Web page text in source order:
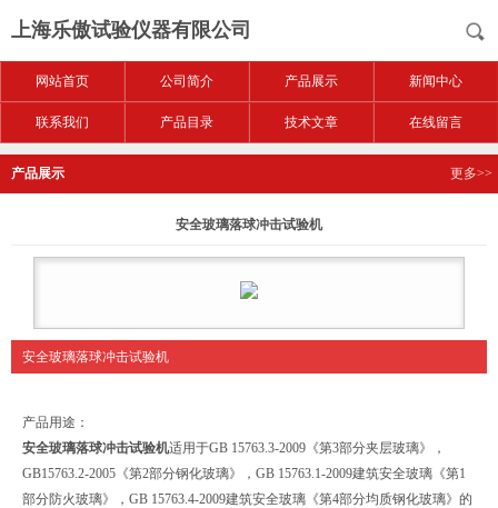
上海乐傲试验仪器有限公司
网站首页 公司简介 产品展示 新闻中心
联系我们 产品目录 技术文章 在线留言
产品展示 更多>>
安全玻璃落球冲击试验机
安全玻璃落球冲击试验机
产品用途：
安全玻璃落球冲击试验机适用于GB 15763.3-2009《第3部分夹层玻璃》，
GB15763.2-2005《第2部分钢化玻璃》，GB 15763.1-2009建筑安全玻璃《第1
部分防火玻璃》，GB 15763.4-2009建筑安全玻璃《第4部分均质钢化玻璃》的